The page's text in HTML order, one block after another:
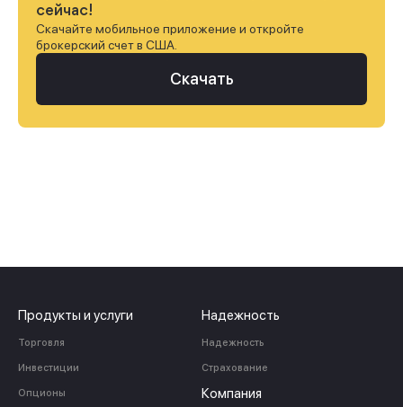
сейчас!
Скачайте мобильное приложение и откройте
брокерский счет в США.
Скачать
Продукты и услуги
Торговля
Инвестиции
Опционы
Надежность
Надежность
Страхование
Компания